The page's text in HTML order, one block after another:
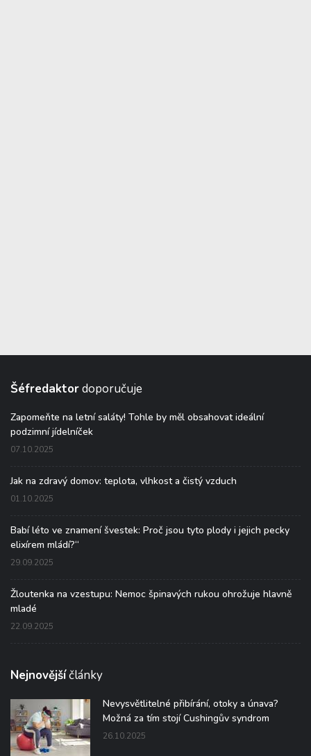
Šéfredaktordoporučuje
Zapomeňte na letní saláty! Tohle by měl obsahovat ideální
podzimní jídelníček
07.10.2025
Jak na zdravý domov: teplota, vlhkost a čistý vzduch
01.10.2025
Babí léto ve znamení švestek: Proč jsou tyto plody i jejich pecky
elixírem mládí?“
29.09.2025
Žloutenka na vzestupu: Nemoc špinavých rukou ohrožuje hlavně
mladé
22.09.2025
Nejnovějšíčlánky
Nevysvětlitelné přibírání, otoky a únava?
Možná za tím stojí Cushingův syndrom
26.10.2025